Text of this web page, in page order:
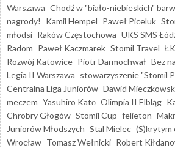
Warszawa Chodź w "biało-niebieskich"
nagrody!
Kamil Hempel Paweł Piceluk
młodsi Raków Częstochowa UKS SMS
Radom Paweł Kaczmarek Stomil Travel
Rozwój Katowice Piotr Darmochwał Bez
Legia II Warszawa stowarzyszenie "Stomil
Centralna Liga Juniorów Dawid
meczem Yasuhiro Katō Olimpia II Elbląg
Chrobry Głogów Stomil Cup felieton
Juniorów Młodszych Stal Mielec (S)krytym
Wrocław Tomasz Wełnicki Robert